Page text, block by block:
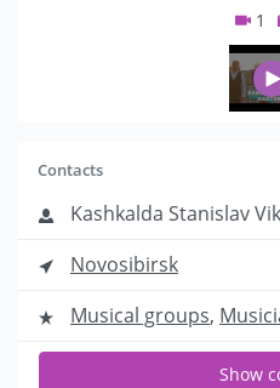
1
Contacts
Kashkalda Stanislav
Novosibirsk
Musical groups,
Show